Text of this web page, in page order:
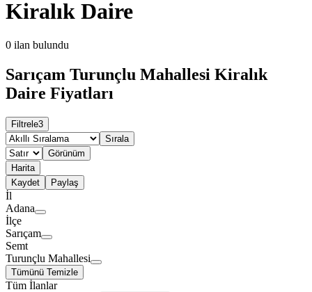
Kiralık Daire
0 ilan bulundu
Sarıçam Turunçlu Mahallesi Kiralık
Daire Fiyatları
Filtrele3
Sırala
Görünüm
Harita
Kaydet
Paylaş
İl
Adana
İlçe
Sarıçam
Semt
Turunçlu Mahallesi
Tümünü Temizle
Tüm İlanlar